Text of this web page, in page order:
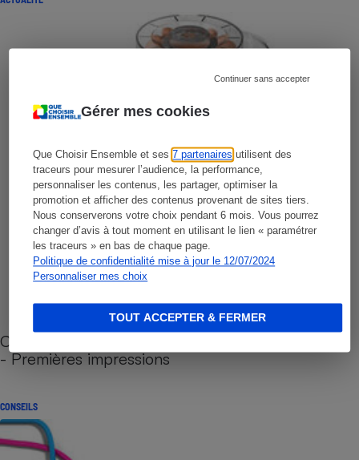
Gérer mes cookies
Que Choisir Ensemble et ses7 partenaires utilisent des
traceurs pour mesurer l’audience, la performance,
personnaliser les contenus, les partager, optimiser la
promotion et afficher des contenus provenant de sites tiers.
Nous conserverons votre choix pendant 6 mois. Vous pourrez
changer d’avis à tout moment en utilisant le lien « paramétrer
les traceurs » en bas de chaque page.
Politique de confidentialité mise à jour le 12/07/2024
Personnaliser mes choix
Continuer sans accepter
TOUT ACCEPTER & FERMER
Cafetière à capsules zéro déchet CoffeeB (vidéo)
- Premières impressions
CONSEILS